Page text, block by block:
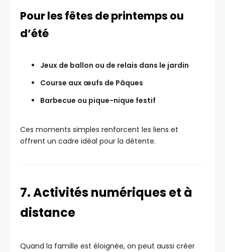
Pour les fêtes de printemps ou
d’été
Jeux de ballon ou de relais dans le jardin
Course aux œufs de Pâques
Barbecue ou pique-nique festif
Ces moments simples renforcent les liens et
offrent un cadre idéal pour la détente.
7. Activités numériques et à
distance
Quand la famille est éloignée, on peut aussi créer